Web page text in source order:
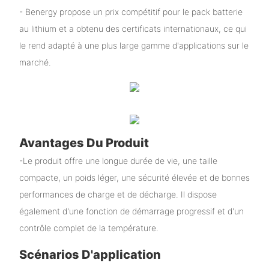
- Benergy propose un prix compétitif pour le pack batterie
au lithium et a obtenu des certificats internationaux, ce qui
le rend adapté à une plus large gamme d'applications sur le
marché.
Avantages Du Produit
-Le produit offre une longue durée de vie, une taille
compacte, un poids léger, une sécurité élevée et de bonnes
performances de charge et de décharge. Il dispose
également d'une fonction de démarrage progressif et d'un
contrôle complet de la température.
Scénarios D'application